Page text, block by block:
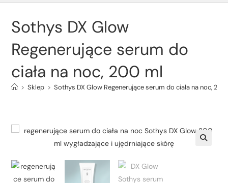
Sothys DX Glow
Regenerujące serum do
ciała na noc, 200 ml
> Sklep > Sothys DX Glow Regenerujące serum do ciała na noc,